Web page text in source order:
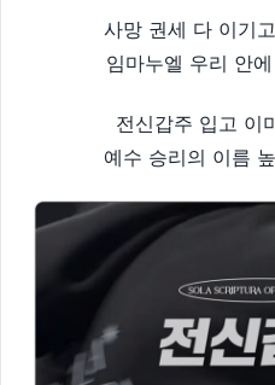
사망 권세 다 이기
임마누엘 우리 안
전신갑주 입고 이
예수 승리의 이름